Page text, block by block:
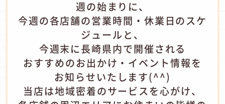
​週の始まりに、
今週の各店舗の営業時間・休業日のスケ
ジュールと、
今週末に長崎県内で開催される
おすすめのお出かけ・イベント情報を
お知らせいたします(^^)
​当店は地域密着のサービスを心がけ、